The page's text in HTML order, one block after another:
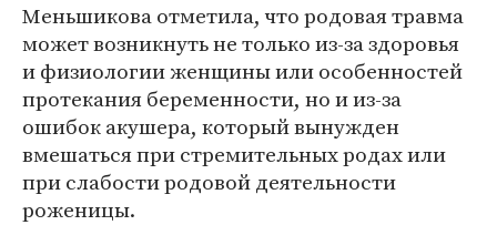
Меньшикова отметила, что родовая травма
может возникнуть не только из-за здоровья
и физиологии женщины или особенностей
протекания беременности, но и из-за
ошибок акушера, который вынужден
вмешаться при стремительных родах или
при слабости родовой деятельности
роженицы.